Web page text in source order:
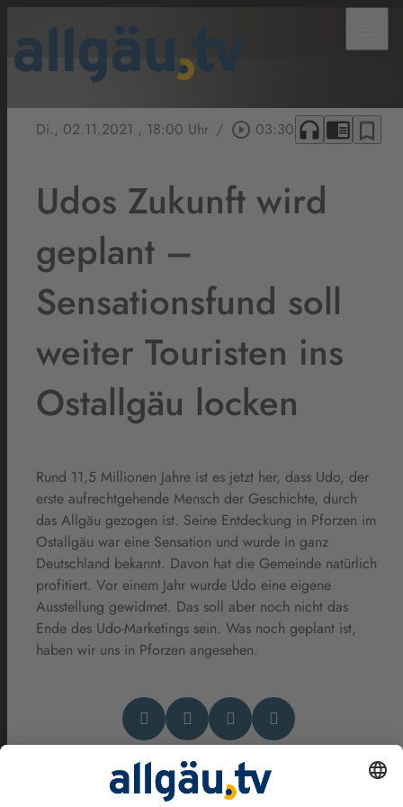
Di., 02.11.2021 , 18:00 Uhr / play_circle_outline 03:30 headphones chrome_reader_mode bookmark_border
Udos Zukunft wird
geplant –
Sensationsfund soll
weiter Touristen ins
Ostallgäu locken
Rund 11,5 Millionen Jahre ist es jetzt her, dass Udo, der
erste aufrechtgehende Mensch der Geschichte, durch
das Allgäu gezogen ist. Seine Entdeckung in Pforzen im
Ostallgäu war eine Sensation und wurde in ganz
Deutschland bekannt. Davon hat die Gemeinde natürlich
profitiert. Vor einem Jahr wurde Udo eine eigene
Ausstellung gewidmet. Das soll aber noch nicht das
Ende des Udo-Marketings sein. Was noch geplant ist,
haben wir uns in Pforzen angesehen.